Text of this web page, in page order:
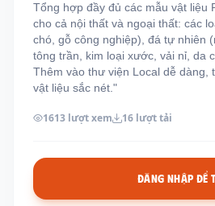
Đăng nhập
Đăng ký
Tổng hợp đầy đủ các mẫu vật liệu
cho cả nội thất và ngoại thất: các
chó, gỗ công nghiệp), đá tự nhiên
tông trần, kim loại xước, vải nỉ, da
Thêm vào thư viện Local dễ dàng,
vật liệu sắc nét."
1613 lượt xem 16 lượt tải
ĐĂNG NHẬP ĐỂ